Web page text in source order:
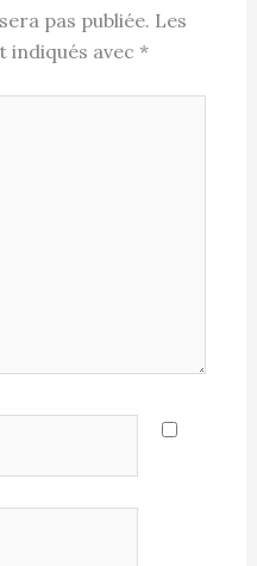
pas publiée. Les
indiqués avec *